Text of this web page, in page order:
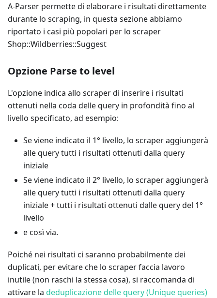
A-Parser permette di elaborare i risultati direttamente
durante lo scraping, in questa sezione abbiamo
riportato i casi più popolari per lo scraper
Shop::Wildberries::Suggest
Opzione Parse to level
L'opzione indica allo scraper di inserire i risultati
ottenuti nella coda delle query in profondità fino al
livello specificato, ad esempio:
Se viene indicato il 1° livello, lo scraper aggiungerà
alle query tutti i risultati ottenuti dalla query
iniziale
Se viene indicato il 2° livello, lo scraper aggiungerà
alle query tutti i risultati ottenuti dalla query
iniziale + tutti i risultati ottenuti dalle query del 1°
livello
e così via.
Poiché nei risultati ci saranno probabilmente dei
duplicati, per evitare che lo scraper faccia lavoro
inutile (non raschi la stessa cosa), si raccomanda di
attivare la deduplicazione delle query (Unique queries)